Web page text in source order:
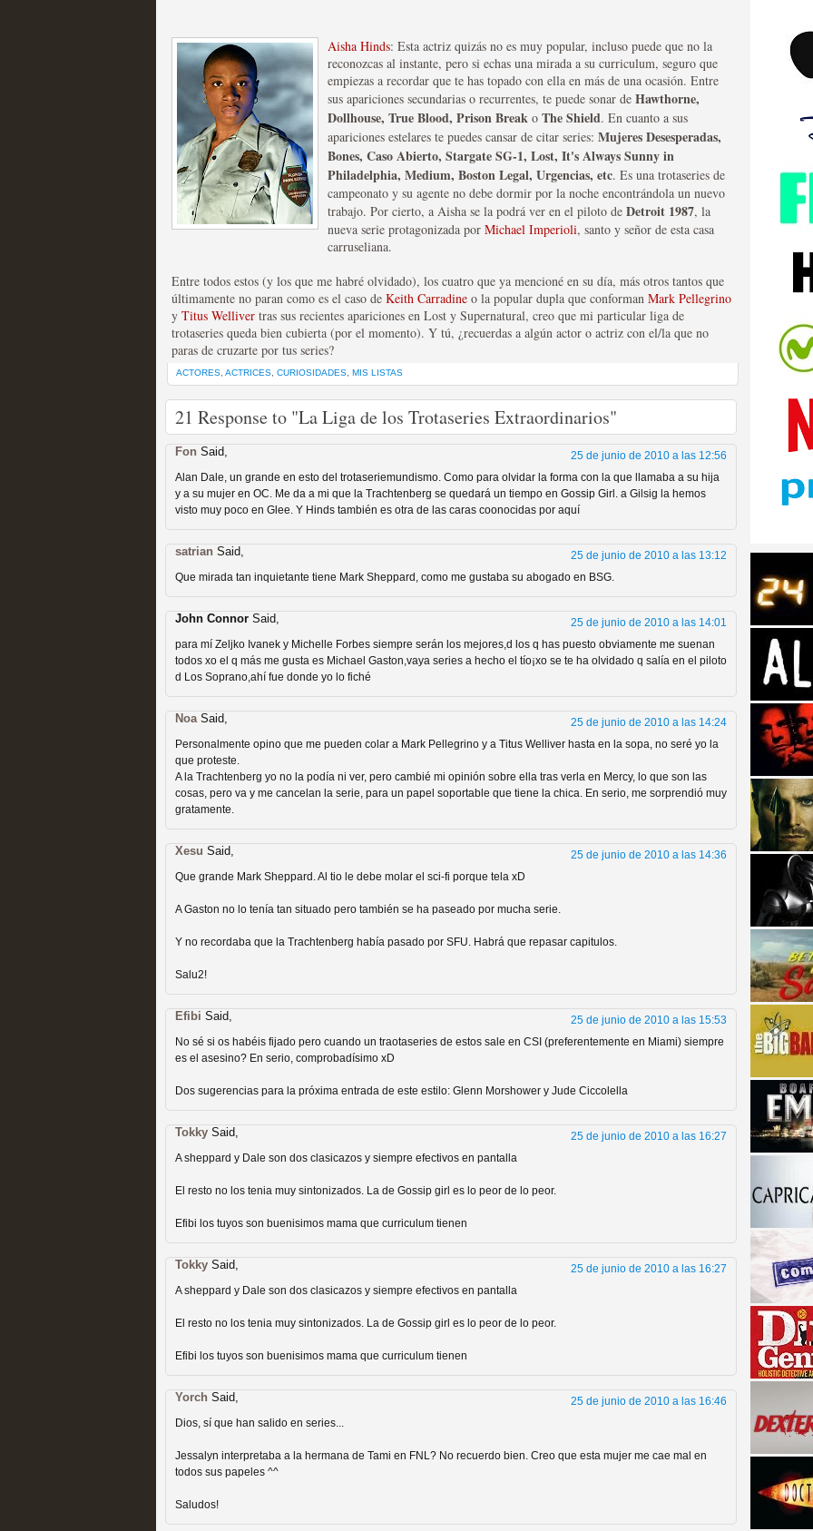
Recomendación de la semana
Taboo es otra miniserie británica que no es
MOLTISANTI
Recomendación de la semana
Las temporadas de pilotos de Amazon
Recomendación de la semana
Galería con los Mejores Personajes de Series de
Televisión
MOLTISANTI
Las productoras de las estrellas de cine y
televisión
Recomendación de la semana
Las series de 10 temporadas están en peligro de
extinción
MOLTISANTI
Expediente X: Guía para descubrir la "verdad"
Recomendación de la semana
Aisha Hinds: Esta actriz quizás no es muy popular, incluso puede que no la
reconozcas al instante, pero si echas una mirada a su curriculum, seguro que
empiezas a recordar que te has topado con ella en más de una ocasión. Entre
sus apariciones secundarias o recurrentes, te puede sonar de Hawthorne,
Dollhouse, True Blood, Prison Break o The Shield. En cuanto a sus
apariciones estelares te puedes cansar de citar series: Mujeres Desesperadas,
Bones, Caso Abierto, Stargate SG-1, Lost, It's Always Sunny in
Philadelphia, Medium, Boston Legal, Urgencias, etc. Es una trotaseries de
campeonato y su agente no debe dormir por la noche encontrándola un nuevo
trabajo. Por cierto, a Aisha se la podrá ver en el piloto de Detroit 1987, la
nueva serie protagonizada por Michael Imperioli, santo y señor de esta casa
carruseliana.
Entre todos estos (y los que me habré olvidado), los cuatro que ya mencioné en su día, más otros tantos que
últimamente no paran como es el caso de Keith Carradine o la popular dupla que conforman Mark Pellegrino
y Titus Welliver tras sus recientes apariciones en Lost y Supernatural, creo que mi particular liga de
trotaseries queda bien cubierta (por el momento). Y tú, ¿recuerdas a algún actor o actriz con el/la que no
paras de cruzarte por tus series?
ACTORES ACTRICES CURIOSIDADES MIS LISTAS
21 Response to "La Liga de los Trotaseries Extraordinarios"
Fon Said,
25 de junio de 2010 a las 12:56
Alan Dale, un grande en esto del trotaseriemundismo. Como para olvidar la forma con la que llamaba a su hija
y a su mujer en OC. Me da a mi que la Trachtenberg se quedará un tiempo en Gossip Girl. a Gilsig la hemos
visto muy poco en Glee. Y Hinds también es otra de las caras coonocidas por aquí
satrian Said,
25 de junio de 2010 a las 13:12
Que mirada tan inquietante tiene Mark Sheppard, como me gustaba su abogado en BSG.
John Connor Said,
25 de junio de 2010 a las 14:01
para mí Zeljko Ivanek y Michelle Forbes siempre serán los mejores,d los q has puesto obviamente me suenan
todos xo el q más me gusta es Michael Gaston,vaya series a hecho el tío¡xo se te ha olvidado q salía en el piloto
d Los Soprano,ahí fue donde yo lo fiché
Noa Said,
25 de junio de 2010 a las 14:24
Personalmente opino que me pueden colar a Mark Pellegrino y a Titus Welliver hasta en la sopa, no seré yo la
que proteste.
A la Trachtenberg yo no la podía ni ver, pero cambié mi opinión sobre ella tras verla en Mercy, lo que son las
cosas, pero va y me cancelan la serie, para un papel soportable que tiene la chica. En serio, me sorprendió muy
gratamente.
Xesu Said,
25 de junio de 2010 a las 14:36
Que grande Mark Sheppard. Al tio le debe molar el sci-fi porque tela xD
A Gaston no lo tenía tan situado pero también se ha paseado por mucha serie.
Y no recordaba que la Trachtenberg había pasado por SFU. Habrá que repasar capitulos.
Salu2!
Efibi Said,
25 de junio de 2010 a las 15:53
No sé si os habéis fijado pero cuando un traotaseries de estos sale en CSI (preferentemente en Miami) siempre
es el asesino? En serio, comprobadísimo xD
Dos sugerencias para la próxima entrada de este estilo: Glenn Morshower y Jude Ciccolella
Tokky Said,
25 de junio de 2010 a las 16:27
A sheppard y Dale son dos clasicazos y siempre efectivos en pantalla
El resto no los tenia muy sintonizados. La de Gossip girl es lo peor de lo peor.
Efibi los tuyos son buenisimos mama que curriculum tienen
Tokky Said,
25 de junio de 2010 a las 16:27
A sheppard y Dale son dos clasicazos y siempre efectivos en pantalla
El resto no los tenia muy sintonizados. La de Gossip girl es lo peor de lo peor.
Efibi los tuyos son buenisimos mama que curriculum tienen
Yorch Said,
25 de junio de 2010 a las 16:46
Dios, sí que han salido en series...
Jessalyn interpretaba a la hermana de Tami en FNL? No recuerdo bien. Creo que esta mujer me cae mal en
todos sus papeles ^^
Saludos!